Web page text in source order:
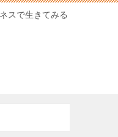
スで生きてみる